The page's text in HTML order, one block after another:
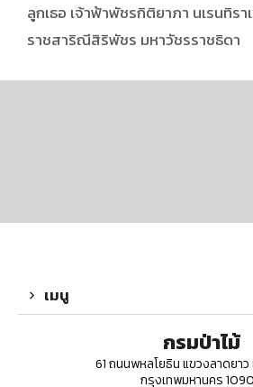
ลูกเธอ เจ้าฟ้าพัชรกิติยาภา นเรนทิร
ราชสาริณีสิริพัชร มหาวัชรราชธิดา
เมนู
กรมป่าไม้
61 ถนนพหลโยธิน แขวงลาดยา
กรุงเทพมหานคร